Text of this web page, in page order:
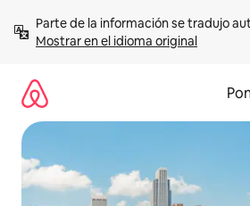
contenidoMostrar en el idioma original